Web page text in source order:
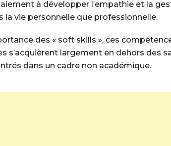
à développer l’empathie et la
vie personnelle que professionnelle.
des « soft skills », ces
s’acquièrent largement en dehors des
dans un cadre non académique.